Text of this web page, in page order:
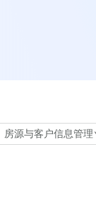
房源与客户信息管理